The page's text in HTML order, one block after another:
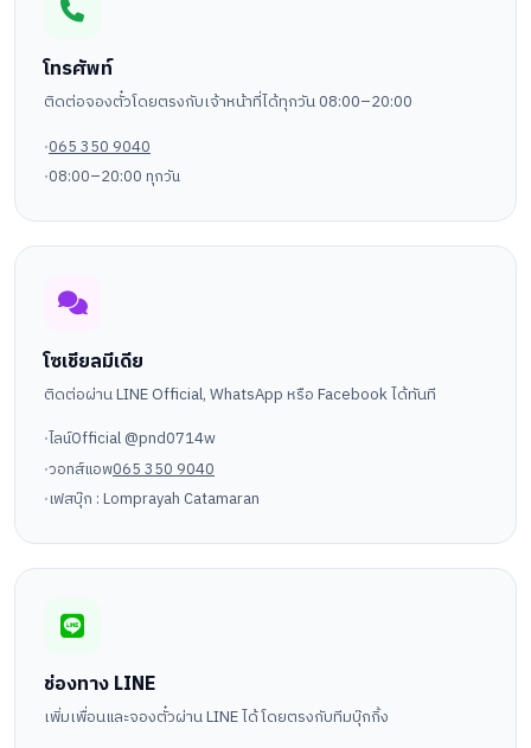
โทรศัพท์
ติดต่อจองตั๋วโดยตรงกับเจ้าหน้าที่ได้ทุกวัน 08:00–20:00
065 350 9040
08:00–20:00 ทุกวัน
โซเชียลมีเดีย
ติดต่อผ่าน LINE Official, WhatsApp หรือ Facebook ได้ทันที
ไลน์Official @pnd0714w
วอทส์แอพ065 350 9040
เฟสบุ๊ก : Lomprayah Catamaran
ช่องทาง LINE
เพิ่มเพื่อนและจองตั๋วผ่าน LINE ได้โดยตรงกับทีมบุ๊กกิ้ง